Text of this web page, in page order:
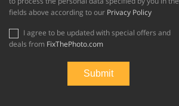
fields above according to our Privacy Policy
deals from FixThePhoto.com